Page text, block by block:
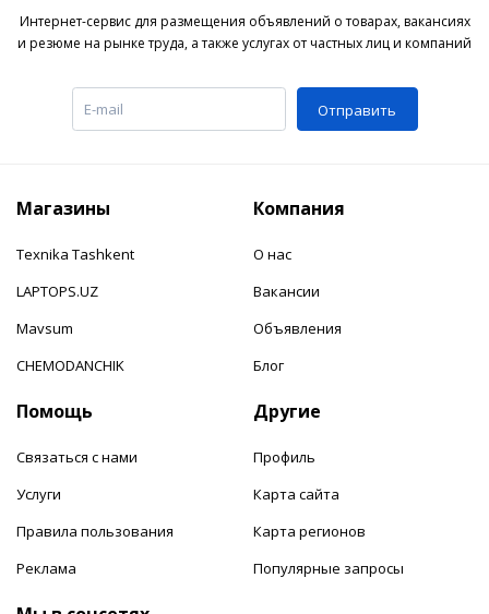
Интернет-сервис для размещения объявлений о товарах, вакансиях
и резюме на рынке труда, а также услугах от частных лиц и компаний
Отправить
Магазины
Texnika Tashkent
LAPTOPS.UZ
Mavsum
CHEMODANCHIK
Компания
О нас
Вакансии
Объявления
Блог
Помощь
Связаться с нами
Услуги
Правила пользования
Реклама
Другие
Профиль
Карта сайта
Карта регионов
Популярные запросы